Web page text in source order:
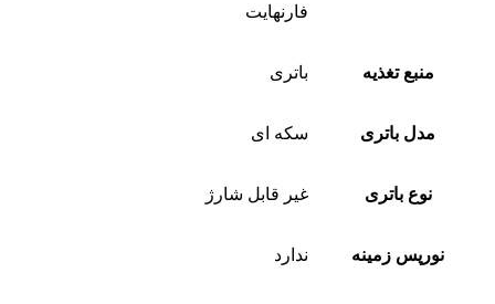
فارنهایت
منبع تغذیه باتری
مدل باتری سکه ای
نوع باتری غیر قابل شارژ
نورپس زمینه ندارد